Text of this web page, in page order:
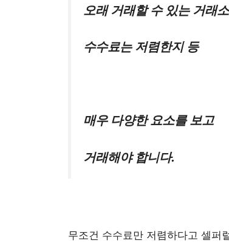
오래 거래할 수 있는 거래
수수료는 저렴한지 등
매우 다양한 요소를 보고
거래해야 합니다.
무조건 수수료만 저렴하다고 셀퍼